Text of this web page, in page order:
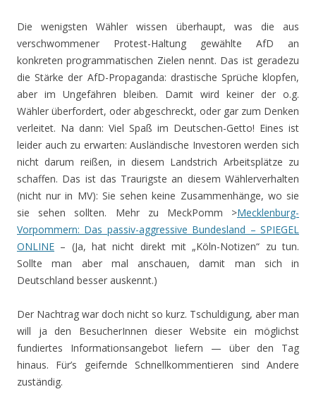
Die wenigsten Wähler wissen überhaupt, was die aus
verschwommener Protest-Haltung gewählte AfD an
konkreten programmatischen Zielen nennt. Das ist geradezu
die Stärke der AfD-Propaganda: drastische Sprüche klopfen,
aber im Ungefähren bleiben. Damit wird keiner der o.g.
Wähler überfordert, oder abgeschreckt, oder gar zum Denken
verleitet. Na dann: Viel Spaß im Deutschen-Getto! Eines ist
leider auch zu erwarten: Ausländische Investoren werden sich
nicht darum reißen, in diesem Landstrich Arbeitsplätze zu
schaffen. Das ist das Traurigste an diesem Wählerverhalten
(nicht nur in MV): Sie sehen keine Zusammenhänge, wo sie
sie sehen sollten. Mehr zu MeckPomm >Mecklenburg-
Vorpommern: Das passiv-aggressive Bundesland – SPIEGEL
ONLINE – (Ja, hat nicht direkt mit „Köln-Notizen“ zu tun.
Sollte man aber mal anschauen, damit man sich in
Deutschland besser auskennt.)
Der Nachtrag war doch nicht so kurz. Tschuldigung, aber man
will ja den BesucherInnen dieser Website ein möglichst
fundiertes Informationsangebot liefern — über den Tag
hinaus. Für’s geifernde Schnellkommentieren sind Andere
zuständig.